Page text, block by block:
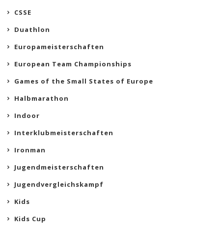
CSSE
Duathlon
Europameisterschaften
European Team Championships
Games of the Small States of Europe
Halbmarathon
Indoor
Interklubmeisterschaften
Ironman
Jugendmeisterschaften
Jugendvergleichskampf
Kids
Kids Cup